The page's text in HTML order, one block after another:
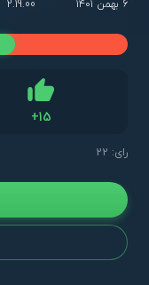
۶ بهمن ۱۴۰۱
2.19.00
+15
رای: 22